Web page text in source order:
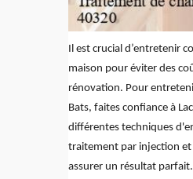
Il est crucial d’entretenir
maison pour éviter des
rénovation. Pour
Bats, faites confiance à
différentes techniques
traitement par injection
assurer un résultat